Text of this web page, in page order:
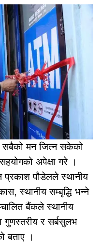
सबैको मन जित्न सकेको
अपेक्षा गरे ।
प्रकाश पौडेलले स्थानीय
स्थानीय सम्बृद्धि भन्ने
बैंकले स्थानीय
र सर्बसुलभ
बताए ।